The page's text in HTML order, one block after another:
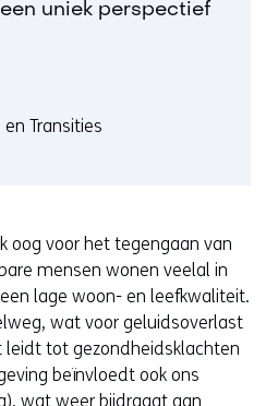
uniek perspectief
Transities
oog voor het tegengaan van
mensen wonen veelal in
lage woon- en leefkwaliteit.
wat voor geluidsoverlast
leidt tot gezondheidsklachten
beïnvloedt ook ons
wat weer bijdraagt aan